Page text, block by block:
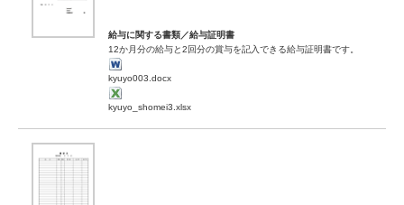
給与に関する書類／給与証明書
12か月分の給与と2回分の賞与を記入できる給与証明書です。
kyuyo003.docx
kyuyo_shomei3.xlsx